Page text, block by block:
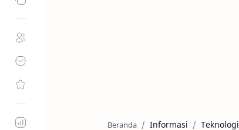
Beranda Informasi Teknologi